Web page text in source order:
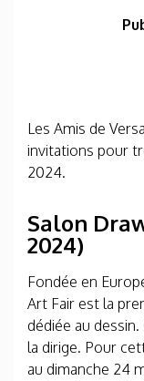
Les Amis de
invitations pour
2024.
Salon
2024)
Fondée en
Art Fair est la
dédiée au
la dirige. Pour
au dimanche 24